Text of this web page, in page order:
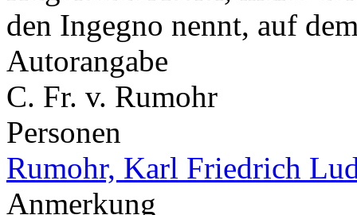
den Ingegno nennt, auf
Autorangabe
C. Fr. v. Rumohr
Personen
Rumohr, Karl Friedrich
Anmerkung